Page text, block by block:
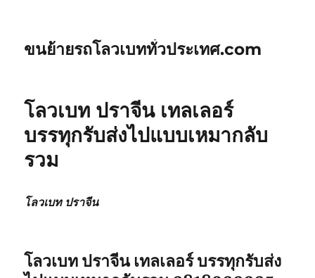
ขนย้ายรถโลวเบททั่วประเทศ.com
โลวเบท ปราจีน เทลเลอร์
บรรทุกรับส่งไปแบบเหมากลับ
รวม
โลวเบท ปราจีน
โลวเบท ปราจีน เทลเลอร์ บรรทุกรับส่ง